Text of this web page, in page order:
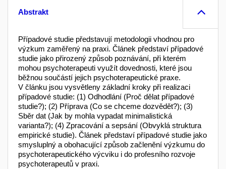
Abstrakt
Případové studie představují metodologii vhodnou pro
výzkum zaměřený na praxi. Článek představí případové
studie jako přirozený způsob poznávání, při kterém
mohou psychoterapeuti využít dovednosti, které jsou
běžnou součástí jejich psychoterapeutické praxe.
V článku jsou vysvětleny základní kroky při realizaci
případové studie: (1) Odhodlání (Proč dělat případové
studie?); (2) Příprava (Co se chceme dozvědět?); (3)
Sběr dat (Jak by mohla vypadat minimalistická
varianta?); (4) Zpracování a sepsání (Obvyklá struktura
empirické studie). Článek představí případové studie jako
smysluplný a obohacující způsob začlenění výzkumu do
psychoterapeutického výcviku i do profesního rozvoje
psychoterapeutů v praxi.